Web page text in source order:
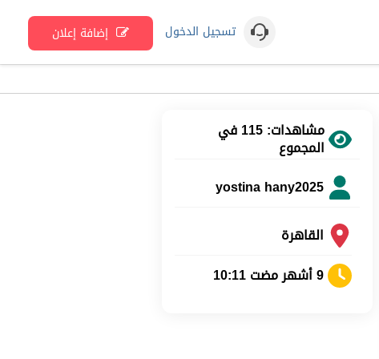
تسجيل الدخول إضافة إعلان
مشاهدات: 115 في
المجموع
yostina hany2025
القاهرة
9 أشهر مضت 10:11